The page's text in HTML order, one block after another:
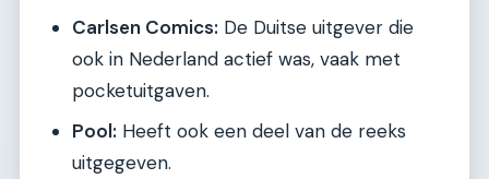
Carlsen Comics: De Duitse uitgever die
ook in Nederland actief was, vaak met
pocketuitgaven.
Pool: Heeft ook een deel van de reeks
uitgegeven.